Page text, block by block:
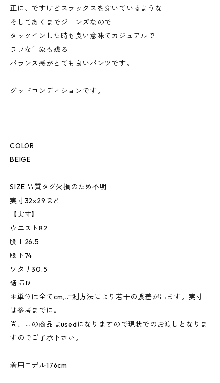
正に、ですけどスラックスを穿いているような
そしてあくまでジーンズなので
タックインした時も良い意味でカジュアルで
ラフな印象も残る
バランス感がとても良いパンツです。
グッドコンディションです。
COLOR
BEIGE
SIZE 品質タグ欠損のため不明
実寸32x29ほど
【実寸】
ウエスト82
股上26.5
股下74
ワタリ30.5
裾幅19
＊単位は全てcm,計測方法により若干の誤差が出ます。実寸
は参考までに。
尚、この商品はusedになりますので現状でのお渡しとなりま
すのでご了承下さい。
着用モデル176cm